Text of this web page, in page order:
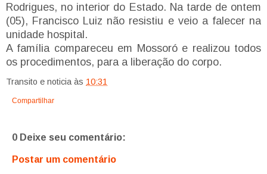
Rodrigues, no interior do Estado. Na tarde de ontem
(05), Francisco Luiz não resistiu e veio a falecer na
unidade hospital.
A família compareceu em Mossoró e realizou todos
os procedimentos, para a liberação do corpo.
Transito e noticia às 10:31
Compartilhar
0 Deixe seu comentário:
Postar um comentário